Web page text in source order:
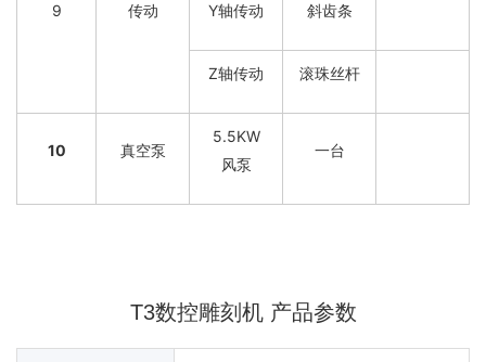
9 传动 Y轴传动 斜齿条
Z轴传动 滚珠丝杆
10 真空泵
5.5KW
风泵
一台
T3数控雕刻机 产品参数